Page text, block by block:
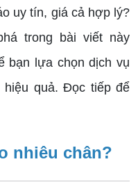
uy tín, giá cả hợp lý?
trong bài viết này
bạn lựa chọn dịch vụ
hiệu quả. Đọc tiếp để
nhiêu chân?